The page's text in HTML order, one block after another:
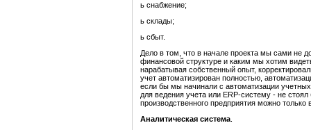
ь снабжение;
ь склады;
ь сбыт.
Дело в том, что в начале проекта мы сами не
финансовой структуре и каким мы хотим
нарабатывая собственный опыт,
учет автоматизирован полностью,
если бы мы начинали с автоматизации
для ведения учета или ERP-систему - не
производственного предприятия можно только
Аналитическая система